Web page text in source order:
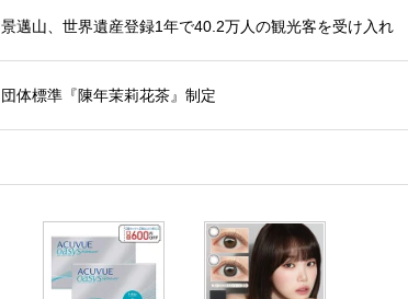
景邁山、世界遺産登録1年で40.2万人の観光客を受け入れ
団体標準『陳年茉莉花茶』制定